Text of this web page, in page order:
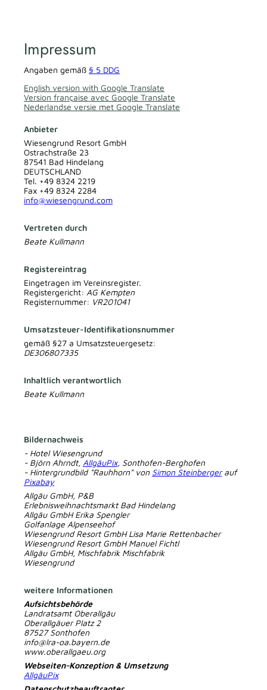
Impressum
Angaben gemäß § 5 DDG
English version with Google Translate
Version française avec Google Translate
Nederlandse versie met Google Translate
Anbieter
Wiesengrund Resort GmbH
Ostrachstraße 23
87541 Bad Hindelang
DEUTSCHLAND
Tel. +49 8324 2219
Fax +49 8324 2284
info@wiesengrund.com
Vertreten durch
Beate Kullmann
Registereintrag
Eingetragen im Vereinsregister.
Registergericht: AG Kempten
Registernummer: VR201041
Umsatzsteuer-Identifikationsnummer
gemäß §27 a Umsatzsteuergesetz:
DE306807335
Inhaltlich verantwortlich
Beate Kullmann
Bildernachweis
- Hotel Wiesengrund
- Björn Ahrndt, AllgäuPix, Sonthofen-Berghofen
- Hintergrundbild "Rauhhorn" von Simon Steinbergerauf
Pixabay
Allgäu GmbH, P&B
Erlebnisweihnachtsmarkt Bad Hindelang
Allgäu GmbH Erika Spengler
Golfanlage Alpenseehof
Wiesengrund Resort GmbH Lisa Marie Rettenbacher
Wiesengrund Resort GmbH Manuel Fichtl
Allgäu GmbH, Mischfabrik Mischfabrik
Wiesengrund
weitere Informationen
Aufsichtsbehörde
Landratsamt Oberallgäu
Oberallgäuer Platz 2
87527 Sonthofen
info@lra-oa.bayern.de
www.oberallgaeu.org
Webseiten-Konzeption & Umsetzung
AllgäuPix